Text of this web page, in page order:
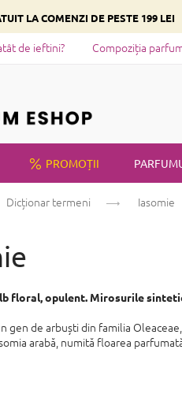
LA COMENZI DE PESTE 199 LEI
de ieftini? Compoziția
PROMOȚII
Dicționar termeni Iasomie
floral, opulent. Mirosurile
gen de arbuști din familia
arabă, numită floarea